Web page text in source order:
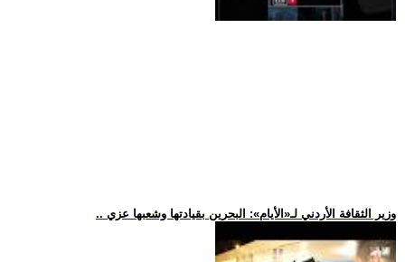
.. وزير الثقافة الأردني لـ«الأيام»: البحرين بقيادتها وشعبها عزي